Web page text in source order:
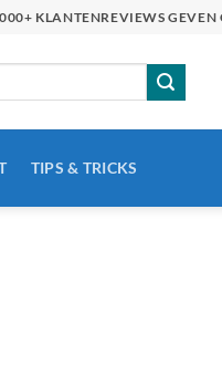
KLANTENREVIEWS
TIPS & TRICKS